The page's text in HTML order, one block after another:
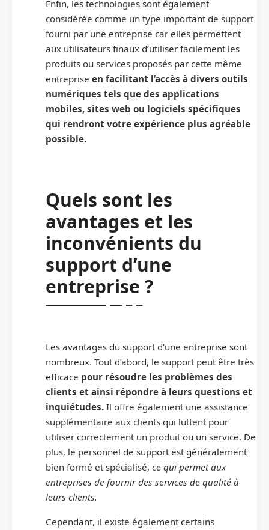
Enfin, les technologies sont également
considérée comme un type important de support
fourni par une entreprise car elles permettent
aux utilisateurs finaux d’utiliser facilement les
produits ou services proposés par cette même
entreprise en facilitant l’accès à divers outils
numériques tels que des applications
mobiles, sites web ou logiciels spécifiques
qui rendront votre expérience plus agréable
possible.
Quels sont les
avantages et les
inconvénients du
support d’une
entreprise ?
Les avantages du support d’une entreprise sont
nombreux. Tout d’abord, le support peut être très
efficace pour résoudre les problèmes des
clients et ainsi répondre à leurs questions et
inquiétudes. Il offre également une assistance
supplémentaire aux clients qui luttent pour
utiliser correctement un produit ou un service. De
plus, le personnel de support est généralement
bien formé et spécialisé, ce qui permet aux
entreprises de fournir des services de qualité à
leurs clients.
Cependant, il existe également certains